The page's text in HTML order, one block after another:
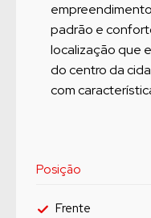
padrão e
localização que
do centro da
com
Posição
Frente